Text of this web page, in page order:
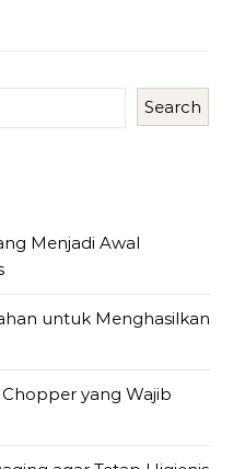
Search
Menjadi Awal
untuk Menghasilkan
yang Wajib